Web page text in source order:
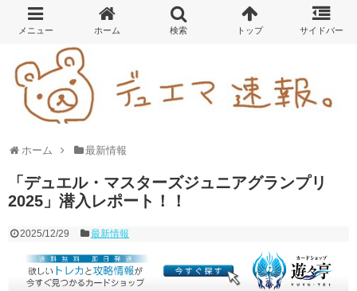
ホーム 最新情報
「デュエル・マスターズジュニアグランプリ
2025」潜入レポート！！
2025/12/29 最新情報